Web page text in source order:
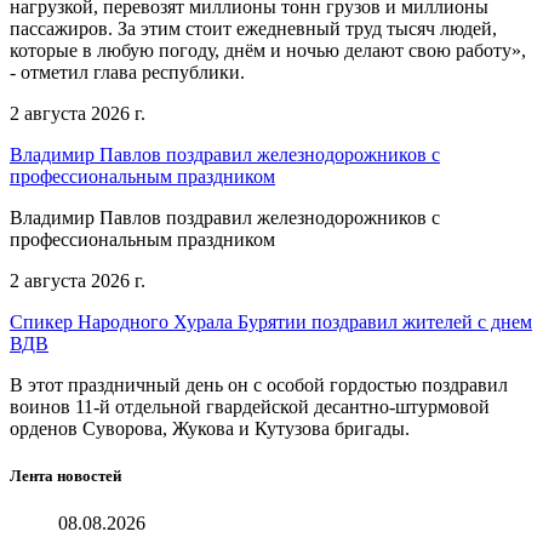
нагрузкой, перевозят миллионы тонн грузов и миллионы
пассажиров. За этим стоит ежедневный труд тысяч людей,
которые в любую погоду, днём и ночью делают свою работу»,
- отметил глава республики.
2 августа 2026 г.
Владимир Павлов поздравил железнодорожников с
профессиональным праздником
Владимир Павлов поздравил железнодорожников с
профессиональным праздником
2 августа 2026 г.
Спикер Народного Хурала Бурятии поздравил жителей с днем
ВДВ
В этот праздничный день он с особой гордостью поздравил
воинов 11-й отдельной гвардейской десантно-штурмовой
орденов Суворова, Жукова и Кутузова бригады.
Лента новостей
08.08.2026